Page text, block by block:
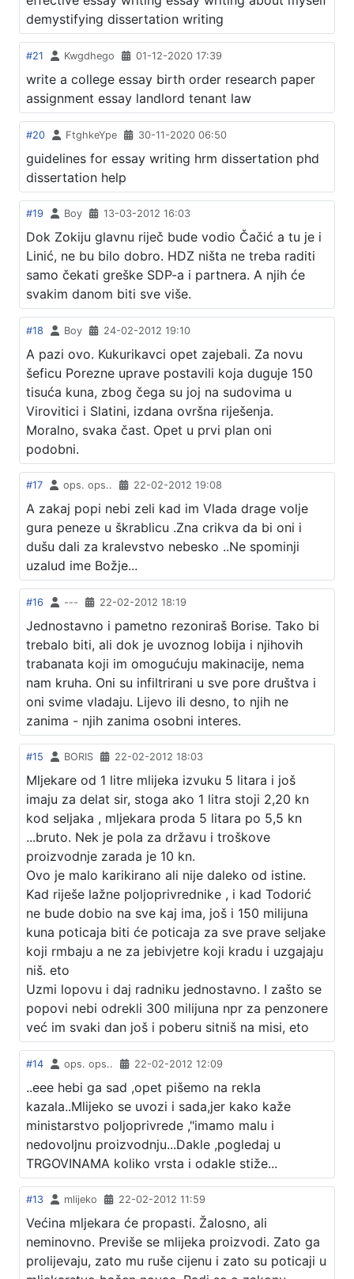
demystifying dissertation writing
#21 Kwgdhego 01-12-2020 17:39
write a college essay birth order research paper
assignment essay landlord tenant law
#20 FtghkeYpe 30-11-2020 06:50
guidelines for essay writing hrm dissertation phd
dissertation help
#19 Boy 13-03-2012 16:03
Dok Zokiju glavnu riječ bude vodio Čačić a tu je i
Linić, ne bu bilo dobro. HDZ ništa ne treba raditi
samo čekati greške SDP-a i partnera. A njih će
svakim danom biti sve više.
#18 Boy 24-02-2012 19:10
A pazi ovo. Kukurikavci opet zajebali. Za novu
šeficu Porezne uprave postavili koja duguje 150
tisuća kuna, zbog čega su joj na sudovima u
Virovitici i Slatini, izdana ovršna riješenja.
Moralno, svaka čast. Opet u prvi plan oni
podobni.
#17 ops. ops.. 22-02-2012 19:08
A zakaj popi nebi zeli kad im Vlada drage volje
gura peneze u škrablicu .Zna crikva da bi oni i
dušu dali za kralevstvo nebesko ..Ne spominji
uzalud ime Božje...
#16 --- 22-02-2012 18:19
Jednostavno i pametno rezoniraš Borise. Tako bi
trebalo biti, ali dok je uvoznog lobija i njihovih
trabanata koji im omogućuju makinacije, nema
nam kruha. Oni su infiltrirani u sve pore društva i
oni svime vladaju. Lijevo ili desno, to njih ne
zanima - njih zanima osobni interes.
#15 BORIS 22-02-2012 18:03
Mljekare od 1 litre mlijeka izvuku 5 litara i još
imaju za delat sir, stoga ako 1 litra stoji 2,20 kn
kod seljaka , mljekara proda 5 litara po 5,5 kn
...bruto. Nek je pola za državu i troškove
proizvodnje zarada je 10 kn.
Ovo je malo karikirano ali nije daleko od istine.
Kad riješe lažne poljoprivrednike , i kad Todorić
ne bude dobio na sve kaj ima, još i 150 milijuna
kuna poticaja biti će poticaja za sve prave seljake
koji rmbaju a ne za jebivjetre koji kradu i uzgajaju
niš. eto
Uzmi lopovu i daj radniku jednostavno. I zašto se
popovi nebi odrekli 300 milijuna npr za penzonere
već im svaki dan još i poberu sitniš na misi, eto
#14 ops. ops.. 22-02-2012 12:09
..eee hebi ga sad ,opet pišemo na rekla
kazala..Mlijeko se uvozi i sada,jer kako kaže
ministarstvo poljoprivrede ,"imamo malu i
nedovoljnu proizvodnju...Dakle ,pogledaj u
TRGOVINAMA koliko vrsta i odakle stiže...
#13 mlijeko 22-02-2012 11:59
Većina mljekara će propasti. Žalosno, ali
neminovno. Previše se mlijeka proizvodi. Zato ga
prolijevaju, zato mu ruše cijenu i zato su poticaji u